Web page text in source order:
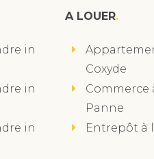
in
in
in
A LOUER
Coxyde
Commerce
Panne
Entrepôt à